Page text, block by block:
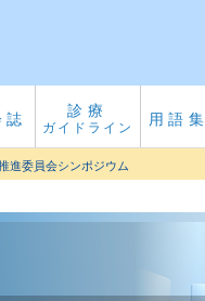
誌 診療
ガイドライン 用語集
進委員会シンポジウム